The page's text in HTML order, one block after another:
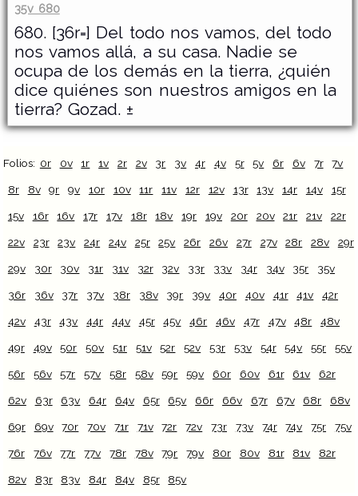
35v 680
680. [36r=] Del todo nos vamos, del todo
nos vamos allá, a su casa. Nadie se
ocupa de los demás en la tierra, ¿quién
dice quiénes son nuestros amigos en la
tierra? Gozad. ±
Folios: 0r 0v 1r 1v 2r 2v 3r 3v 4r 4v 5r 5v 6r 6v 7r 7v
8r 8v 9r 9v 10r 10v 11r 11v 12r 12v 13r 13v 14r 14v 15r
15v 16r 16v 17r 17v 18r 18v 19r 19v 20r 20v 21r 21v 22r
22v 23r 23v 24r 24v 25r 25v 26r 26v 27r 27v 28r 28v 29r
29v 30r 30v 31r 31v 32r 32v 33r 33v 34r 34v 35r 35v
36r 36v 37r 37v 38r 38v 39r 39v 40r 40v 41r 41v 42r
42v 43r 43v 44r 44v 45r 45v 46r 46v 47r 47v 48r 48v
49r 49v 50r 50v 51r 51v 52r 52v 53r 53v 54r 54v 55r 55v
56r 56v 57r 57v 58r 58v 59r 59v 60r 60v 61r 61v 62r
62v 63r 63v 64r 64v 65r 65v 66r 66v 67r 67v 68r 68v
69r 69v 70r 70v 71r 71v 72r 72v 73r 73v 74r 74v 75r 75v
76r 76v 77r 77v 78r 78v 79r 79v 80r 80v 81r 81v 82r
82v 83r 83v 84r 84v 85r 85v